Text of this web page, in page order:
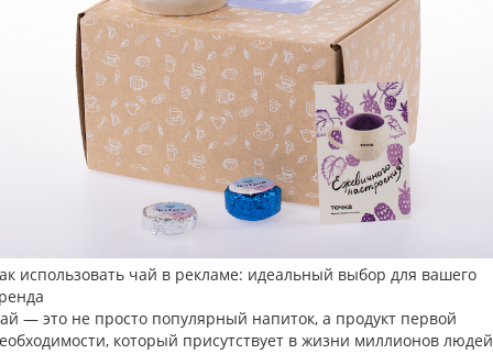
использовать чай в рекламе: идеальный выбор для вашего
— это не просто популярный напиток, а продукт первой
который присутствует в жизни миллионов